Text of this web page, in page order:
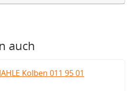
auch
Kolben 011 95 01